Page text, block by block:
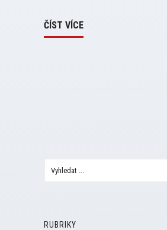
ČÍST VÍCE
RUBRIKY